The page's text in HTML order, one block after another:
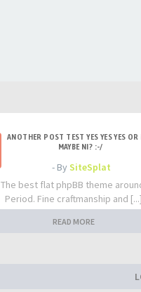
ANOTHER POST TEST YES YES YES
MAYBE NI? :-/
- BySiteSplat
The best flat phpBB theme
Period. Fine craftmanship and [...]
READ MORE